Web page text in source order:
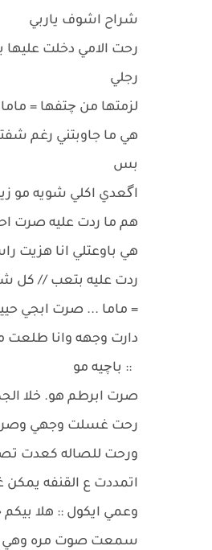
شراح اشوف ياربي
رحت الامي دخلت عليها
رجلي
لزمتها من چتفها =
هي ما جاوبتني رغم
بس
اگعدي اكلي شويه مو
هم ما ردت عليه صرت
هي باوعتلي انا هزيت
ردت عليه بتعب // كل
= ماما ... صرت ابجي
دارت وجهه وانا طلعت
:: باچيه مو
صرت ابرطم هو. خلا
رحت غسلت وجهي وصرت
ورحت للصاله كعدت
اتمددت ع القنفه
وعمي ايكول :: هلا بيكم
سمعت صوت مره وهي